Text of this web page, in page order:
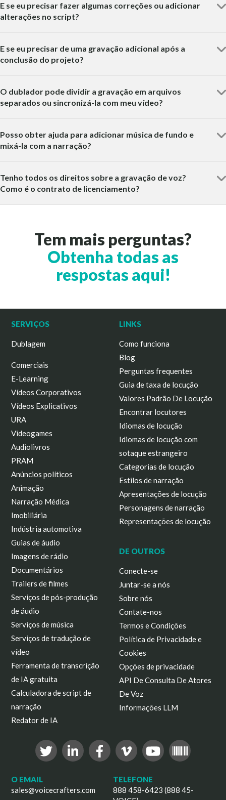
E se eu precisar fazer algumas correções ou adicionar
alterações no script?
E se eu precisar de uma gravação adicional após a
conclusão do projeto?
O dublador pode dividir a gravação em arquivos
separados ou sincronizá-la com meu vídeo?
Posso obter ajuda para adicionar música de fundo e
mixá-la com a narração?
Tenho todos os direitos sobre a gravação de voz?
Como é o contrato de licenciamento?
Tem mais perguntas?
Obtenha todas as
respostas aqui!
SERVIÇOS
Dublagem
Comerciais
E-Learning
Vídeos Corporativos
Vídeos Explicativos
URA
Videogames
Audiolivros
PRAM
Anúncios políticos
Animação
Narração Médica
Imobiliária
Indústria automotiva
Guias de áudio
Imagens de rádio
Documentários
Trailers de filmes
Serviços de pós-produção
de áudio
Serviços de música
Serviços de tradução de
vídeo
Ferramenta de transcrição
de IA gratuita
Calculadora de script de
narração
Redator de IA
LINKS
Como funciona
Blog
Perguntas frequentes
Guia de taxa de locução
Valores Padrão De Locução
Encontrar locutores
Idiomas de locução
Idiomas de locução com
sotaque estrangeiro
Categorias de locução
Estilos de narração
Apresentações de locução
Personagens de narração
Representações de locução
DE OUTROS
Conecte-se
Juntar-se a nós
Sobre nós
Contate-nos
Termos e Condições
Política de Privacidade e
Cookies
Opções de privacidade
API De Consulta De Atores
De Voz
Informações LLM
O EMAIL
sales@voicecrafters.com
TELEFONE
888 458-6423 (888 45-